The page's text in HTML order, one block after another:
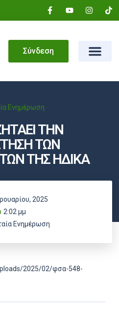
Σύνδεση
Ενημέρωση
ΤΗΝ
ΤΩΝ
ΤΗΣ ΗΔΙΚΑ
2025
2:02 μμ
Ενημέρωση
2025/02/φσα-548-